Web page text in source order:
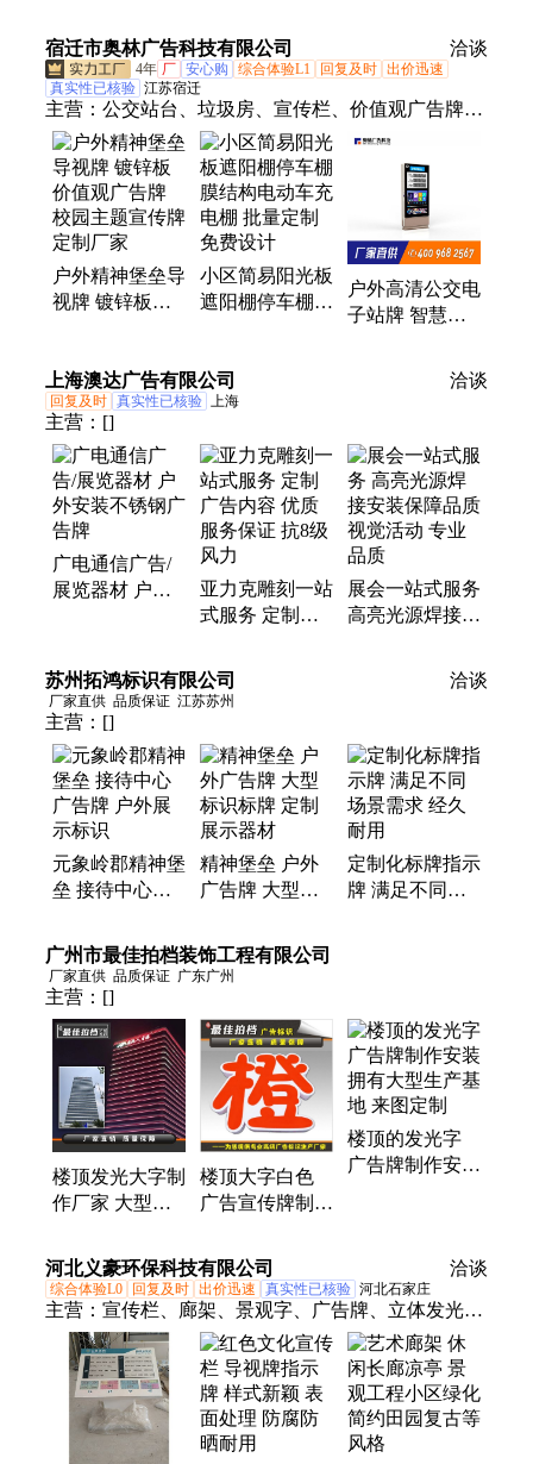
牌 不锈钢广告
标识牌
广告字 生产制
作厂家 可供出
宿迁市奥林广告科技有限公司 洽谈
4年 厂 安心购 综合体验L1 回复及时 出价迅速
真实性已核验 江苏宿迁
主营： 公交站台、垃圾房、宣传栏、价值观广告牌、
广告灯箱、太空舱民宿
户外精神堡垒导
视牌 镀锌板价
制厂家
小区简易阳光板
遮阳棚停车棚
免费设计
户外高清公交电
子站牌 智慧交
候车亭站名牌灯
上海澳达广告有限公司 洽谈
回复及时 真实性已核验 上海
主营： []
广电通信广告/
展览器材 户外
亚力克雕刻一站
式服务 定制广
务保证 抗8级风
力
展会一站式服务
高亮光源焊接安
觉活动 专业品
苏州拓鸿标识有限公司 洽谈
厂家直供 品质保证 江苏苏州
主营： []
元象岭郡精神堡
垒 接待中心广
标识
精神堡垒 户外
广告牌 大型标
示器材
定制化标牌指示
牌 满足不同场
广州市最佳拍档装饰工程有限公司
厂家直供 品质保证 广东广州
主营： []
楼顶发光大字制
作厂家 大型广
富多样提供免费
设计
楼顶大字白色
广告宣传牌制作
地 生产制作安
装
楼顶的发光字
广告牌制作安装
河北义豪环保科技有限公司 洽谈
综合体验L0 回复及时 出价迅速 真实性已核验 河北石家庄
主营： 宣传栏、廊架、景观字、广告牌、立体发光
字、精神堡垒、标识标牌、标识、标牌、灯箱、卡布
灯箱、党建宣传栏、文化宣传栏、软膜灯箱、景观小
品、索引牌、导视牌、楼号牌、单元牌、楼栋牌、立
体景观字、斜面字、精工字、公交候车亭、护栏、景